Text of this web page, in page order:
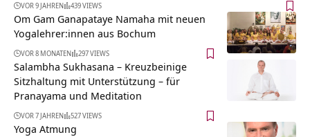
VOR 9 JAHREN 439 VIEWS
Om Gam Ganapataye Namaha mit neuen
Yogalehrer:innen aus Bochum
VOR 8 MONATEN 297 VIEWS
Salambha Sukhasana – Kreuzbeinige
Sitzhaltung mit Unterstützung – für
Pranayama und Meditation
VOR 7 JAHREN 527 VIEWS
Yoga Atmung